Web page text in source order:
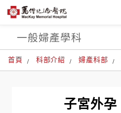
首頁 科部介紹 婦產科部
一般婦產學科
子宮外孕